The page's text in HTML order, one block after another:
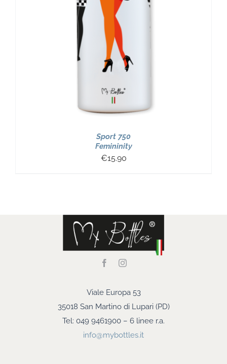
Sport 750
Femininity
€15.90
Viale Europa 53
35018 San Martino di Lupari (PD)
Tel: 049 9461900 – 6 linee r.a.
info@mybottles.it